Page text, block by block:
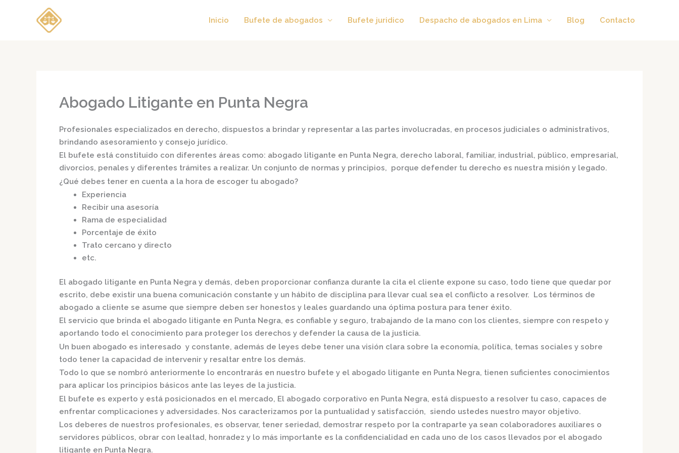
Inicio Bufete de abogados Bufete juridico Despacho de abogados en Lima Blog Contacto
Abogado Litigante en Punta Negra
Profesionales especializados en derecho, dispuestos a brindar y representar a las partes involucradas, en procesos judiciales o administrativos,
brindando asesoramiento y consejo jurídico.
El bufete está constituido con diferentes áreas como: abogado litigante en Punta Negra, derecho laboral, familiar, industrial, público, empresarial,
divorcios, penales y diferentes trámites a realizar. Un conjunto de normas y principios, porque defender tu derecho es nuestra misión y legado.
¿Qué debes tener en cuenta a la hora de escoger tu abogado?
Experiencia
Recibir una asesoría
Rama de especialidad
Porcentaje de éxito
Trato cercano y directo
etc.
El abogado litigante en Punta Negra y demás, deben proporcionar confianza durante la cita el cliente expone su caso, todo tiene que quedar por
escrito, debe existir una buena comunicación constante y un hábito de disciplina para llevar cual sea el conflicto a resolver. Los términos de
abogado a cliente se asume que siempre deben ser honestos y leales guardando una óptima postura para tener éxito.
El servicio que brinda el abogado litigante en Punta Negra, es confiable y seguro, trabajando de la mano con los clientes, siempre con respeto y
aportando todo el conocimiento para proteger los derechos y defender la causa de la justicia.
Un buen abogado es interesado y constante, además de leyes debe tener una visión clara sobre la economía, política, temas sociales y sobre
todo tener la capacidad de intervenir y resaltar entre los demás.
Todo lo que se nombró anteriormente lo encontrarás en nuestro bufete y el abogado litigante en Punta Negra, tienen suficientes conocimientos
para aplicar los principios básicos ante las leyes de la justicia.
El bufete es experto y está posicionados en el mercado, El abogado corporativo en Punta Negra, está dispuesto a resolver tu caso, capaces de
enfrentar complicaciones y adversidades. Nos caracterizamos por la puntualidad y satisfacción, siendo ustedes nuestro mayor objetivo.
Los deberes de nuestros profesionales, es observar, tener seriedad, demostrar respeto por la contraparte ya sean colaboradores auxiliares o
servidores públicos, obrar con lealtad, honradez y lo más importante es la confidencialidad en cada uno de los casos llevados por el abogado
litigante en Punta Negra.